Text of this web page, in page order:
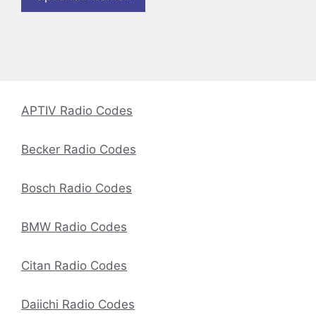
APTIV Radio Codes
Becker Radio Codes
Bosch Radio Codes
BMW Radio Codes
Citan Radio Codes
Daiichi Radio Codes